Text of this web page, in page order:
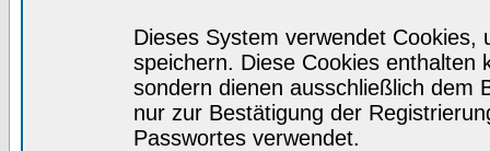
Dieses System verwendet
speichern. Diese Cookies enthalten
sondern dienen ausschließlich dem
nur zur Bestätigung der
Passwortes verwendet.